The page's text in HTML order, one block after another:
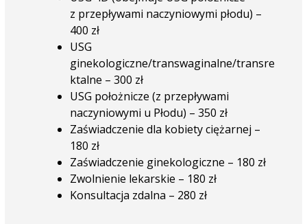
z przepływami naczyniowymi płodu) –
400 zł
USG
ginekologiczne/transwaginalne/transre
ktalne – 300 zł
USG położnicze (z przepływami
naczyniowymi u Płodu) – 350 zł
Zaświadczenie dla kobiety ciężarnej –
180 zł
Zaświadczenie ginekologiczne – 180 zł
Zwolnienie lekarskie – 180 zł
Konsultacja zdalna – 280 zł